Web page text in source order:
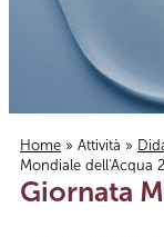
Tu sei qui
Home » Attività »
Mondiale dell'Acqua
Giornata